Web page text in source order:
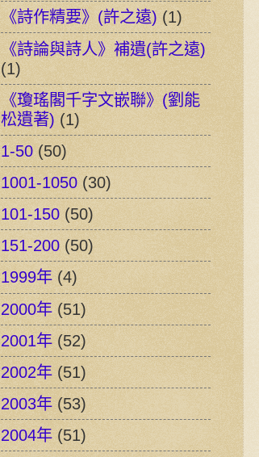
《詩作精要》(許之遠) (1)
《詩論與詩人》補遺(許之遠)
(1)
《瓊瑤閣千字文嵌聯》(劉能
松遺著) (1)
1-50 (50)
1001-1050 (30)
101-150 (50)
151-200 (50)
1999年 (4)
2000年 (51)
2001年 (52)
2002年 (51)
2003年 (53)
2004年 (51)